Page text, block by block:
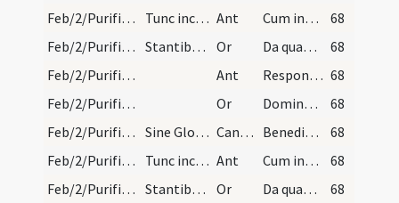
Feb/2/Purificatio BMV/Candlemas/2
Tunc incipiat cantor Ant Cum inducerent
68
Feb/2/Purificatio BMV/Candlemas/1
Stantibus autem ante ianuas ecclesiae in qua miss… Or Da quaesumus Domine populo tuo inviolabilem ... gaudiis inserantur.
68
Feb/2/Purificatio BMV/Candlemas/3
Ant Responsum accepit Simeon 68
Feb/2/Purificatio BMV/Candlemas/2
Or Domine Iesu Christe qui hodierna die in nostrae carnis ... fideliter diligamus.
68
Feb/2/Purificatio BMV/Candlemas
Sine Gloria CantNT Benedictus
68
Feb/2/Purificatio BMV/Candlemas/2
Tunc incipiat cantor Ant Cum inducerent
68
Feb/2/Purificatio BMV/Candlemas/1
Stantibus autem ante ianuas ecclesiae in qua miss… Or Da quaesumus Domine populo tuo inviolabilem ... gaudiis inserantur.
68